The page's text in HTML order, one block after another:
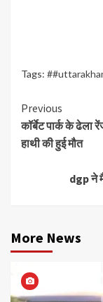
Tags:
Continue
Reading
Previous
कॉर्बेट पार्क के ढेला
हाथी की हुई मौत
dgp ने
More News